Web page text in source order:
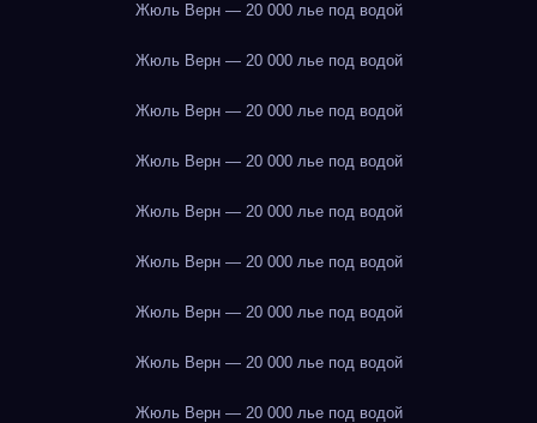
Жюль Верн — 20 000 лье под водой
Жюль Верн — 20 000 лье под водой
Жюль Верн — 20 000 лье под водой
Жюль Верн — 20 000 лье под водой
Жюль Верн — 20 000 лье под водой
Жюль Верн — 20 000 лье под водой
Жюль Верн — 20 000 лье под водой
Жюль Верн — 20 000 лье под водой
Жюль Верн — 20 000 лье под водой